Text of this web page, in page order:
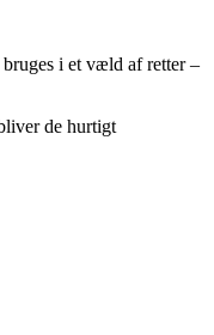
i et væld af retter –
de hurtigt